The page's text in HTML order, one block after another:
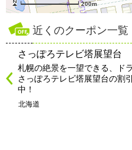
200m
近くのクーポン一覧
さっぽろテレビ塔展望台
札幌の絶景を一望できる、ド
さっぽろテレビ塔展望台の割
中！
北海道